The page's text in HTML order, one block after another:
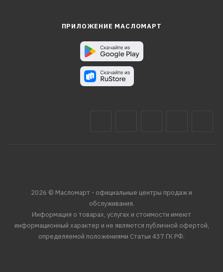
ПРИЛОЖЕНИЕ МАСЛОМАРТ
2026 © Масломарт - официальные центры продаж и
обслуживания.
Информация о товарах, услугах и стоимости имеют
информационный характер и не являются публичной офертой,
определяемой положениями Статьи 437 ГК РФ.